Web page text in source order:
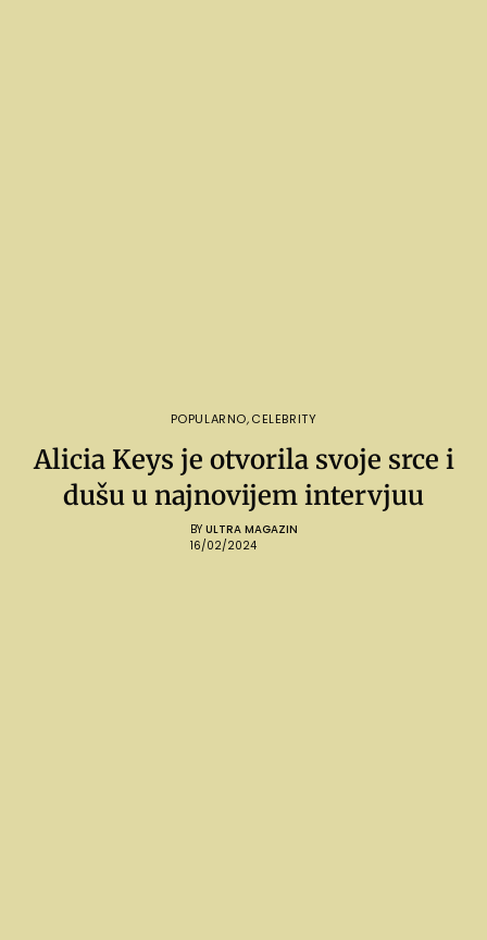
POPULARNO,CELEBRITY
Alicia Keys je otvorila svoje srce i
dušu u najnovijem intervjuu
BY ULTRA MAGAZIN
16/02/2024